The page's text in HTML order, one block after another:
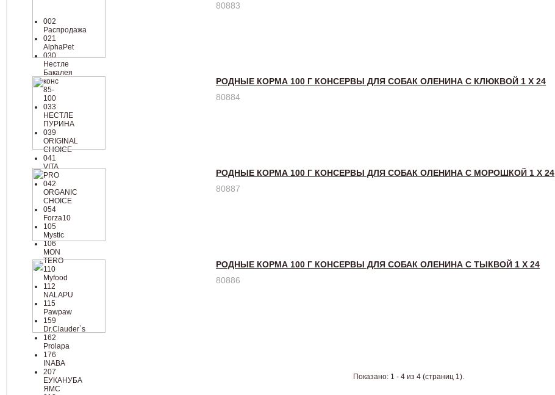
002
Распродажа
021
AlphaPet
030
Нестле
Бакалея
конc
85-
100
033
НЕСТЛЕ
ПУРИНА
039
ORIGINAL
CHOICE
041
VITA
PRO
042
ORGANIC
CHOICE
054
Forza10
105
Mystic
106
MON
TERO
110
Myfood
112
NALAPU
115
Pawpaw
159
Dr.Clauder`s
162
Prolapa
176
INABA
207
ЕУКАНУБА
ЯМС
80883
РОДНЫЕ КОРМА 100 Г КОНСЕРВЫ ДЛЯ СОБАК ОЛЕНИНА С КЛЮКВОЙ 1 Х 24
80884
РОДНЫЕ КОРМА 100 Г КОНСЕРВЫ ДЛЯ СОБАК ОЛЕНИНА С МОРОШКОЙ 1 Х 24
80887
РОДНЫЕ КОРМА 100 Г КОНСЕРВЫ ДЛЯ СОБАК ОЛЕНИНА С ТЫКВОЙ 1 Х 24
80886
Показано: 1 - 4 из 4 (страниц 1).